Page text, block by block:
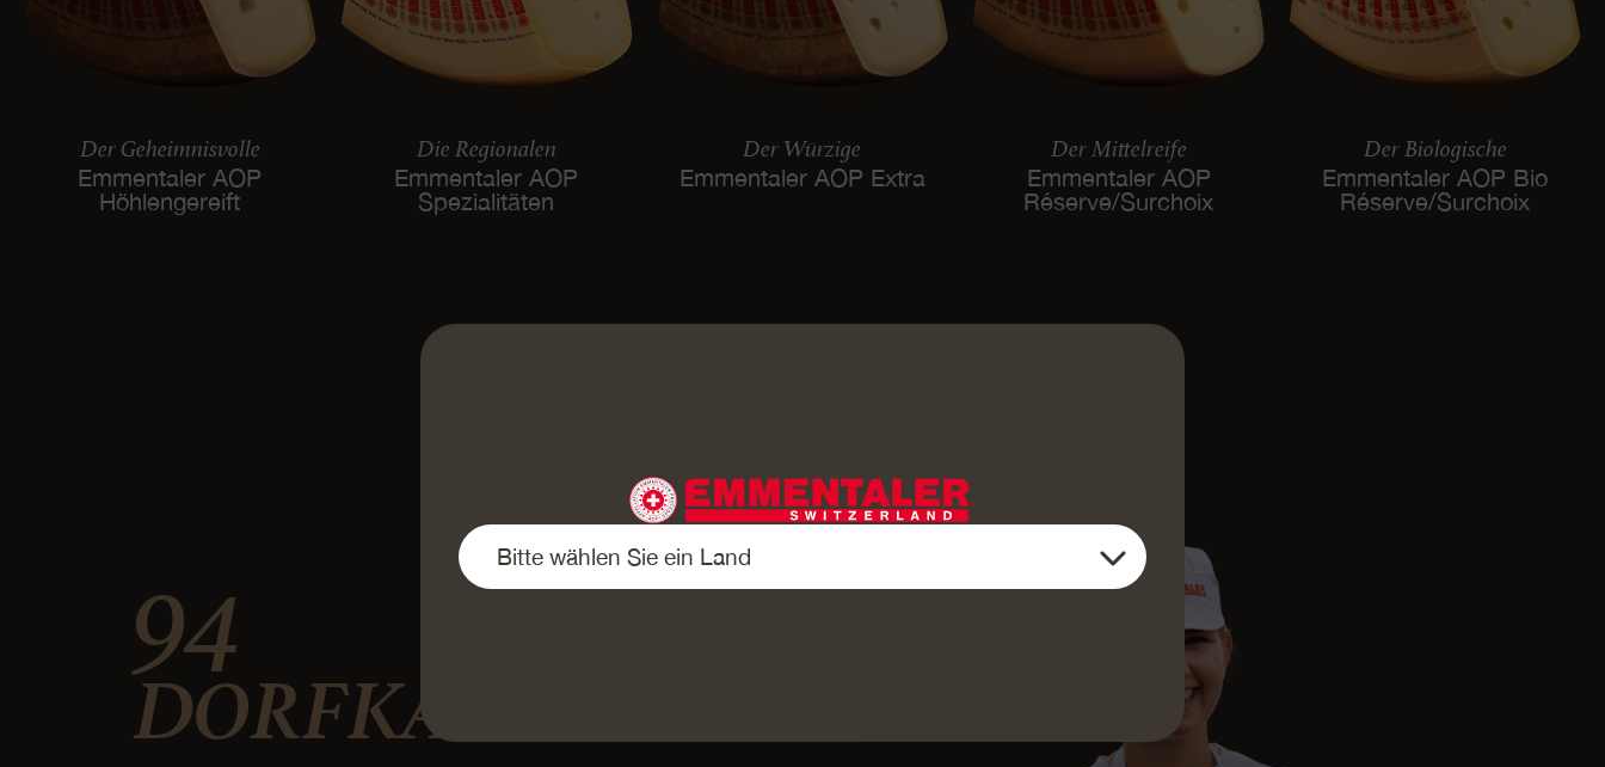
Der Geheimnisvolle
Emmentaler AOP
Höhlengereift
Die Regionalen
Emmentaler AOP
Spezialitäten
Der Würzige
Emmentaler AOP Extra
Der Mittelreife
Emmentaler AOP
Réserve/Surchoix
Der Biologische
Emmentaler AOP Bio
Réserve/Surchoix
95
DORFKÄSEREIEN